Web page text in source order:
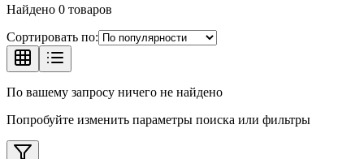
Найдено 0 товаров
Сортировать по:
По вашему запросу ничего не найдено
Попробуйте изменить параметры поиска или фильтры